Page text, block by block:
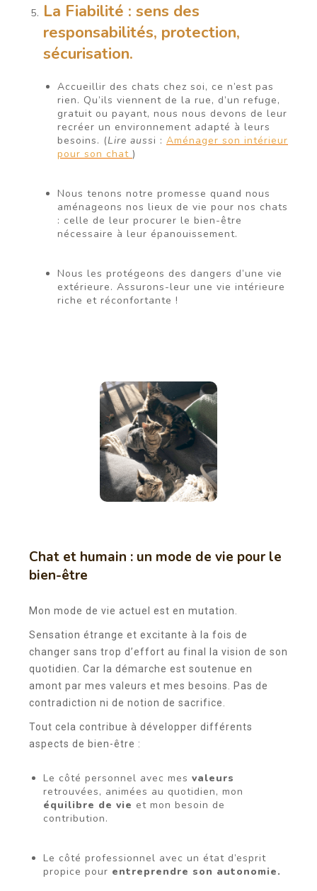
La Fiabilité : sens des
responsabilités, protection,
sécurisation.
Accueillir des chats chez soi, ce n’est pas
rien. Qu’ils viennent de la rue, d’un refuge,
gratuit ou payant, nous nous devons de leur
recréer un environnement adapté à leurs
besoins. (Lire aussi : Aménager son intérieur
pour son chat )
Nous tenons notre promesse quand nous
aménageons nos lieux de vie pour nos chats
: celle de leur procurer le bien-être
nécessaire à leur épanouissement.
Nous les protégeons des dangers d’une vie
extérieure. Assurons-leur une vie intérieure
riche et réconfortante !
Chat et humain : un mode de vie pour le
bien-être
Mon mode de vie actuel est en mutation.
Sensation étrange et excitante à la fois de
changer sans trop d’effort au final la vision de son
quotidien. Car la démarche est soutenue en
amont par mes valeurs et mes besoins. Pas de
contradiction ni de notion de sacrifice.
Tout cela contribue à développer différents
aspects de bien-être :
Le côté personnel avec mes valeurs
retrouvées, animées au quotidien, mon
équilibre de vie et mon besoin de
contribution.
Le côté professionnel avec un état d’esprit
propice pour entreprendre son autonomie.